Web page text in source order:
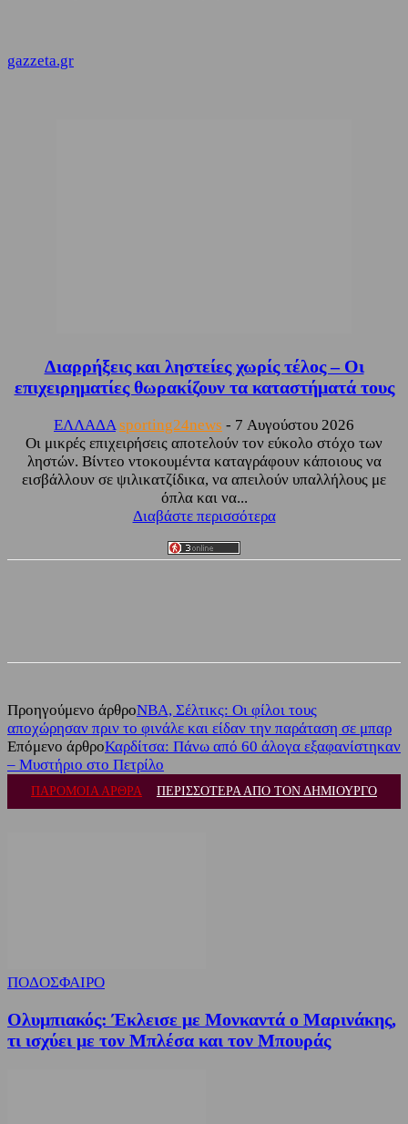
gazzeta.gr
Διαρρήξεις και ληστείες χωρίς τέλος – Οι
επιχειρηματίες θωρακίζουν τα καταστήματά τους
ΕΛΛΑΔΑ sporting24news - 7 Αυγούστου 2026
Οι μικρές επιχειρήσεις αποτελούν τον εύκολο στόχο των
ληστών. Βίντεο ντοκουμέντα καταγράφουν κάποιους να
εισβάλλουν σε ψιλικατζίδικα, να απειλούν υπαλλήλους με
όπλα και να...
Διαβάστε περισσότερα
Προηγούμενο άρθροNBA, Σέλτικς: Οι φίλοι τους
αποχώρησαν πριν το φινάλε και είδαν την παράταση σε μπαρ
Επόμενο άρθροΚαρδίτσα: Πάνω από 60 άλογα εξαφανίστηκαν
– Μυστήριο στο Πετρίλο
ΠΑΡΟΜΟΙΑ ΑΡΘΡΑ ΠΕΡΙΣΣΟΤΕΡΑ ΑΠΟ ΤΟΝ ΔΗΜΙΟΥΡΓΟ
ΠΟΔΟΣΦΑΙΡΟ
Ολυμπιακός: Έκλεισε με Μονκαντά ο Μαρινάκης,
τι ισχύει με τον Μπλέσα και τον Μπουράς